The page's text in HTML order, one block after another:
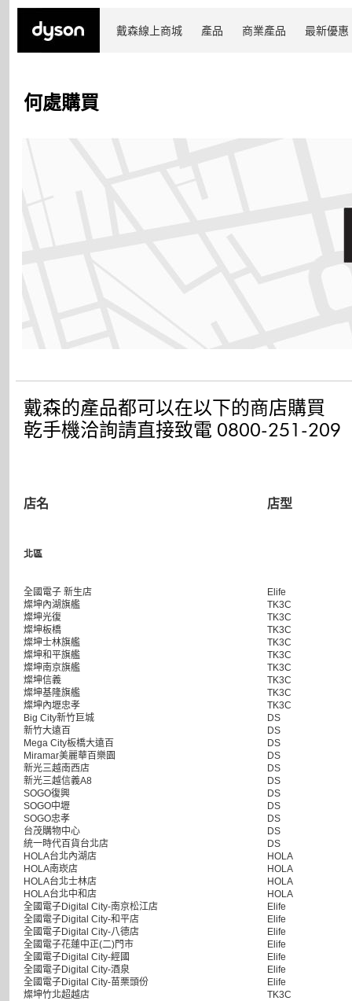
戴森線上商城 產品 商業產品 最新優惠
何處購買
戴森的產品都可以在以下的商店購買
乾手機洽詢請直接致電 0800-251-209
店名 店型
北區
全國電子 新生店
Elife
燦坤內湖旗艦
TK3C
燦坤光復
TK3C
燦坤板橋
TK3C
燦坤士林旗艦
TK3C
燦坤和平旗艦
TK3C
燦坤南京旗艦
TK3C
燦坤信義
TK3C
燦坤基隆旗艦
TK3C
燦坤內壢忠孝
TK3C
Big City新竹巨城
DS
新竹大遠百
DS
Mega City板橋大遠百
DS
Miramar美麗華百樂園
DS
新光三越南西店
DS
新光三越信義A8
DS
SOGO復興
DS
SOGO中壢
DS
SOGO忠孝
DS
台茂購物中心
DS
統一時代百貨台北店
DS
HOLA台北內湖店
HOLA
HOLA南崁店
HOLA
HOLA台北士林店
HOLA
HOLA台北中和店
HOLA
全國電子Digital City-南京松江店
Elife
全國電子Digital City-和平店
Elife
全國電子Digital City-八德店
Elife
全國電子花蓮中正(二)門市
Elife
全國電子Digital City-經國
Elife
全國電子Digital City-酒泉
Elife
全國電子Digital City-苗栗頭份
Elife
燦坤竹北超越店
TK3C